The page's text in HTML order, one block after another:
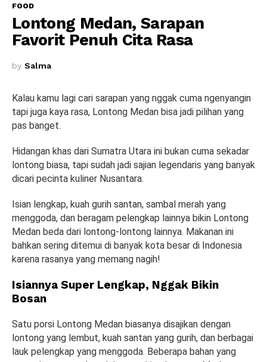
FOOD
Lontong Medan, Sarapan
Favorit Penuh Cita Rasa
by Salma
Kalau kamu lagi cari sarapan yang nggak cuma ngenyangin
tapi juga kaya rasa, Lontong Medan bisa jadi pilihan yang
pas banget.
Hidangan khas dari Sumatra Utara ini bukan cuma sekadar
lontong biasa, tapi sudah jadi sajian legendaris yang banyak
dicari pecinta kuliner Nusantara.
Isian lengkap, kuah gurih santan, sambal merah yang
menggoda, dan beragam pelengkap lainnya bikin Lontong
Medan beda dari lontong-lontong lainnya. Makanan ini
bahkan sering ditemui di banyak kota besar di Indonesia
karena rasanya yang memang nagih!
Isiannya Super Lengkap, Nggak Bikin
Bosan
Satu porsi Lontong Medan biasanya disajikan dengan
lontong yang lembut, kuah santan yang gurih, dan berbagai
lauk pelengkap yang menggoda. Beberapa bahan yang